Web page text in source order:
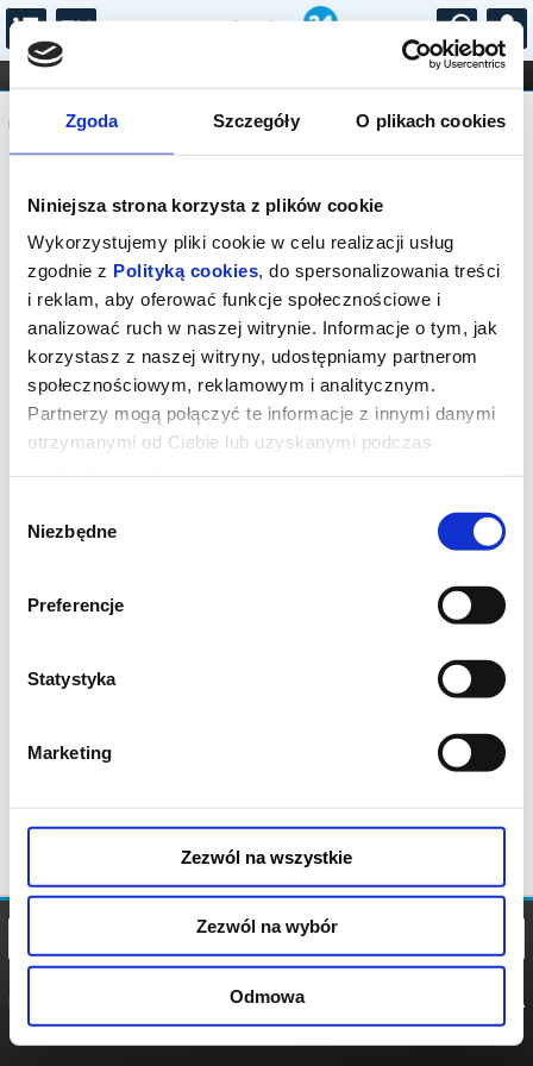
Zgoda Szczegóły O plikach cookies
Niniejsza strona korzysta z plików cookie
Wykorzystujemy pliki cookie w celu realizacji usług
zgodnie z Polityką cookies, do spersonalizowania treści
i reklam, aby oferować funkcje społecznościowe i
analizować ruch w naszej witrynie. Informacje o tym, jak
korzystasz z naszej witryny, udostępniamy partnerom
społecznościowym, reklamowym i analitycznym.
Partnerzy mogą połączyć te informacje z innymi danymi
otrzymanymi od Ciebie lub uzyskanymi podczas
zgody
Niezbędne
Preferencje
Statystyka
Marketing
Zezwól na wszystkie
Zezwól na wybór
Odmowa
...
FILHARMONIA OPERA I BALET
STAND-UP
DLA DZIECI
Komunikat
Sprzedaż biletów on-line na wydarzenie
została zakończona.
POLITYKA
POLITYKA